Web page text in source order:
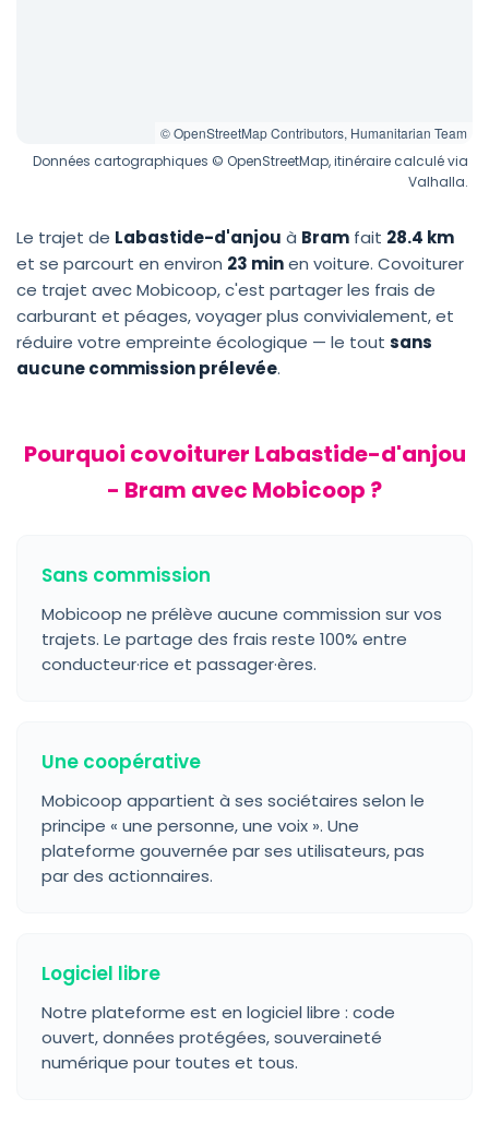
© OpenStreetMap Contributors, Humanitarian Team
Données cartographiques © OpenStreetMap, itinéraire calculé via
Valhalla.
Le trajet de Labastide-d'anjou à Bram fait 28.4 km
et se parcourt en environ 23 minen voiture. Covoiturer
ce trajet avec Mobicoop, c'est partager les frais de
carburant et péages, voyager plus convivialement, et
réduire votre empreinte écologique — le tout sans
aucune commission prélevée.
Pourquoi covoiturer Labastide-d'anjou
- Bram avec Mobicoop ?
Sans commission
Mobicoop ne prélève aucune commission sur vos
trajets. Le partage des frais reste 100% entre
conducteur·rice et passager·ères.
Une coopérative
Mobicoop appartient à ses sociétaires selon le
principe « une personne, une voix ». Une
plateforme gouvernée par ses utilisateurs, pas
par des actionnaires.
Logiciel libre
Notre plateforme est en logiciel libre : code
ouvert, données protégées, souveraineté
numérique pour toutes et tous.